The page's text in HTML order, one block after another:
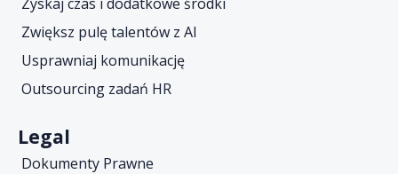
Zwiększ pulę talentów z AI
Usprawniaj komunikację
Outsourcing zadań HR
Legal
Dokumenty Prawne